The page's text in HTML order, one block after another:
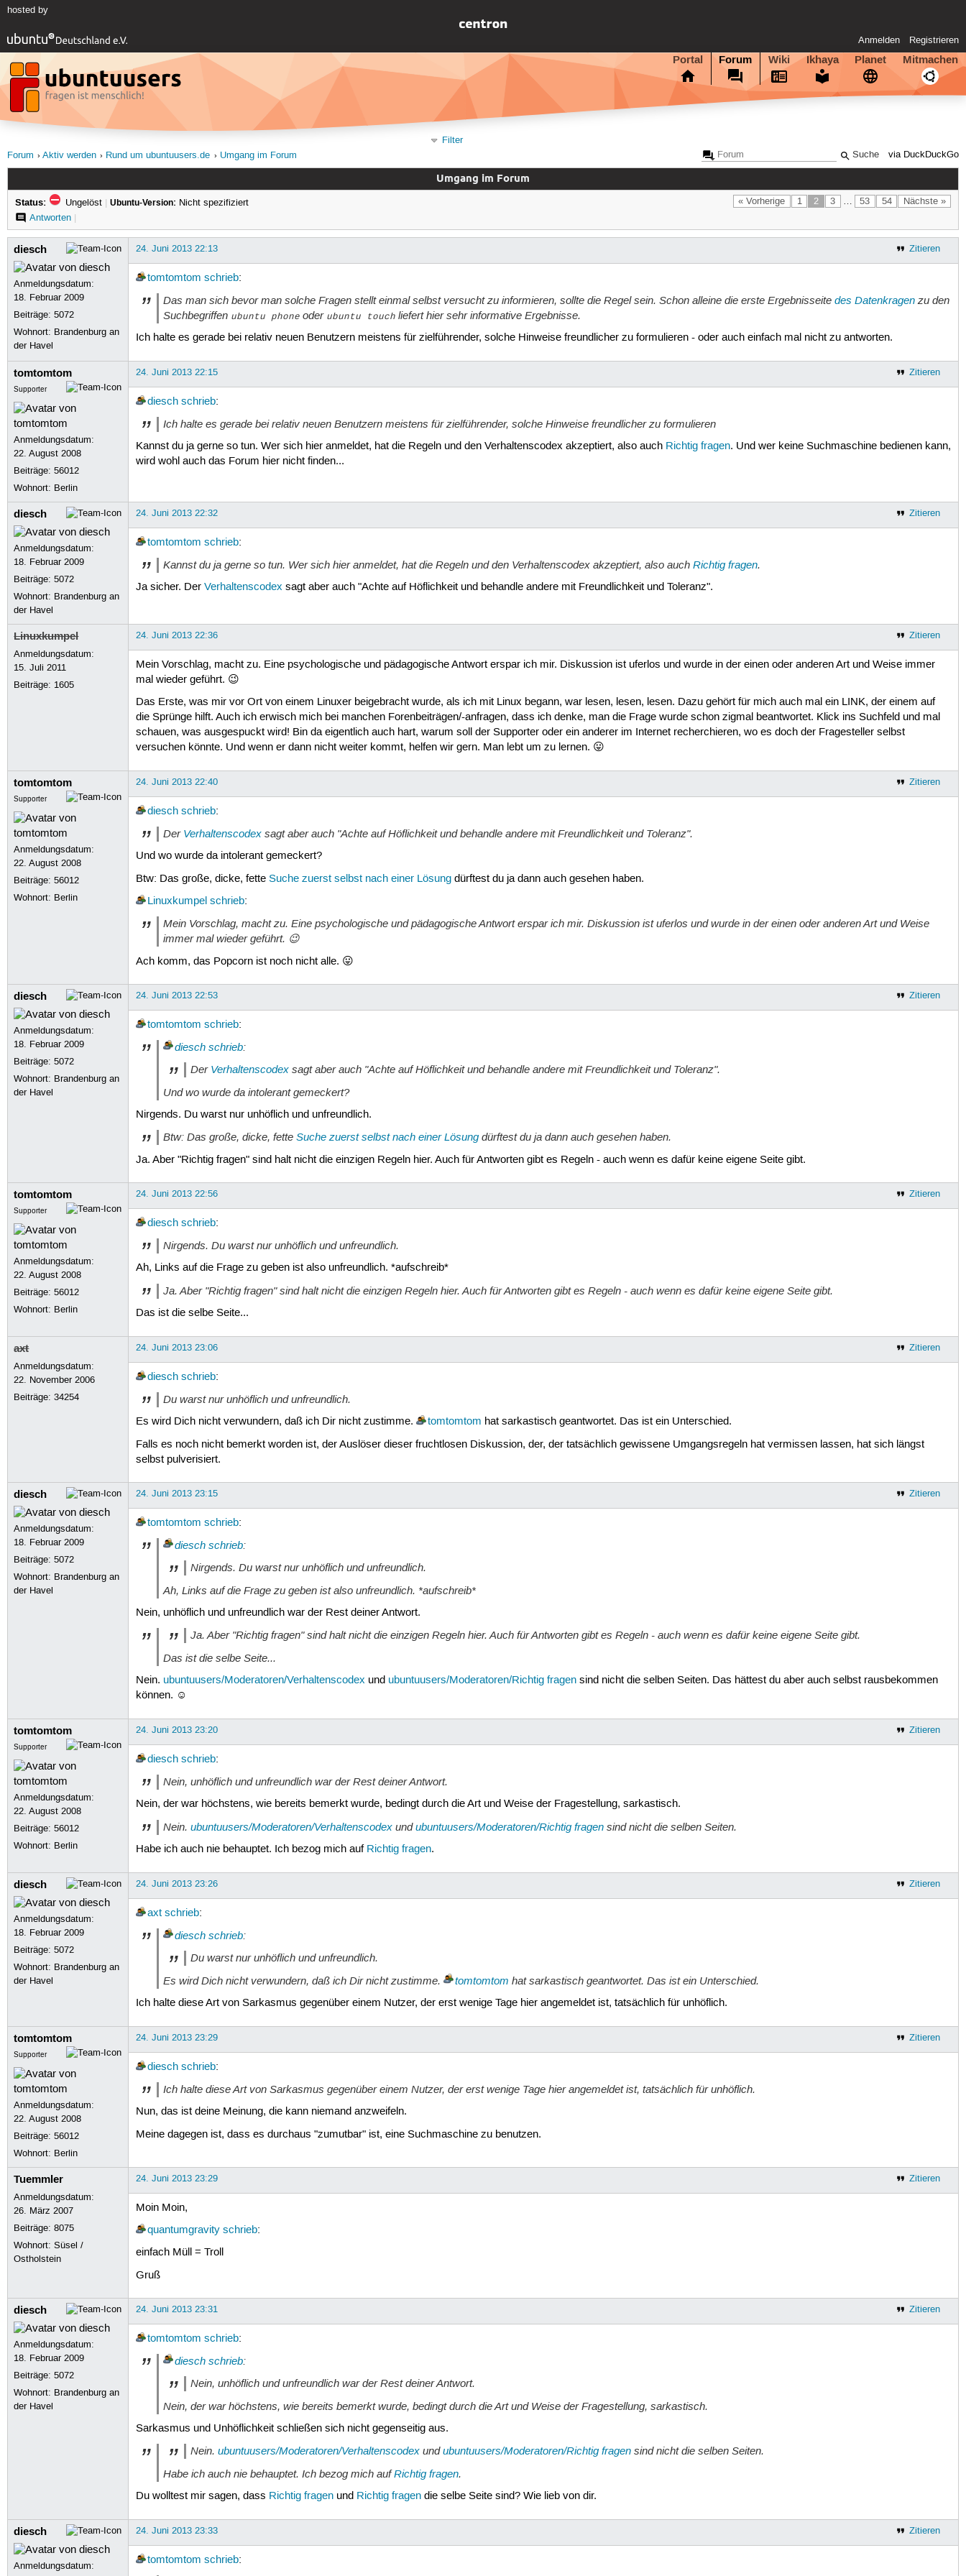
hosted by
Anmelden Registrieren
Portal Forum Wiki Ikhaya Planet Mitmachen
via DuckDuckGo
Filter
Forum
Aktiv werden Rund um ubuntuusers.de Umgang im Forum
Umgang im Forum
« Vorherige 1 2 3 … 53 54 Nächste »
Status: Ungelöst | Ubuntu-Version: Nicht spezifiziert
Antworten|
diesch
Anmeldungsdatum:
18. Februar 2009
Beiträge:5072
Wohnort: Brandenburg an
der Havel
Zitieren
24. Juni 2013 22:13
tomtomtom schrieb:
Das man sich bevor man solche Fragen stellt einmal selbst versucht zu informieren, sollte die Regel sein. Schon alleine die erste Ergebnisseite des Datenkragenzu den
Suchbegriffen ubuntu phoneoder ubuntu touchliefert hier sehr informative Ergebnisse.
Ich halte es gerade bei relativ neuen Benutzern meistens für zielführender, solche Hinweise freundlicher zu formulieren - oder auch einfach mal nicht zu antworten.
tomtomtom
Supporter
Anmeldungsdatum:
22. August 2008
Beiträge:56012
Wohnort: Berlin
Zitieren
24. Juni 2013 22:15
diesch schrieb:
Ich halte es gerade bei relativ neuen Benutzern meistens für zielführender, solche Hinweise freundlicher zu formulieren
Kannst du ja gerne so tun. Wer sich hier anmeldet, hat die Regeln und den Verhaltenscodex akzeptiert, also auch Richtig fragen. Und wer keine Suchmaschine bedienen kann,
wird wohl auch das Forum hier nicht finden...
diesch
Anmeldungsdatum:
18. Februar 2009
Beiträge:5072
Wohnort: Brandenburg an
der Havel
Zitieren
24. Juni 2013 22:32
tomtomtom schrieb:
Kannst du ja gerne so tun. Wer sich hier anmeldet, hat die Regeln und den Verhaltenscodex akzeptiert, also auch Richtig fragen.
Ja sicher. Der Verhaltenscodex sagt aber auch "Achte auf Höflichkeit und behandle andere mit Freundlichkeit und Toleranz".
Linuxkumpel
Anmeldungsdatum:
15. Juli 2011
Beiträge: 1605
Zitieren
24. Juni 2013 22:36
Mein Vorschlag, macht zu. Eine psychologische und pädagogische Antwort erspar ich mir. Diskussion ist uferlos und wurde in der einen oder anderen Art und Weise immer
mal wieder geführt. 😉
Das Erste, was mir vor Ort von einem Linuxer beigebracht wurde, als ich mit Linux begann, war lesen, lesen, lesen. Dazu gehört für mich auch mal ein LINK, der einem auf
die Sprünge hilft. Auch ich erwisch mich bei manchen Forenbeiträgen/-anfragen, dass ich denke, man die Frage wurde schon zigmal beantwortet. Klick ins Suchfeld und mal
schauen, was ausgespuckt wird! Bin da eigentlich auch hart, warum soll der Supporter oder ein anderer im Internet recherchieren, wo es doch der Fragesteller selbst
versuchen könnte. Und wenn er dann nicht weiter kommt, helfen wir gern. Man lebt um zu lernen. 😛
tomtomtom
Supporter
Anmeldungsdatum:
22. August 2008
Beiträge:56012
Wohnort: Berlin
Zitieren
24. Juni 2013 22:40
diesch schrieb:
Der Verhaltenscodexsagt aber auch "Achte auf Höflichkeit und behandle andere mit Freundlichkeit und Toleranz".
Und wo wurde da intolerant gemeckert?
Btw: Das große, dicke, fette Suche zuerst selbst nach einer Lösungdürftest du ja dann auch gesehen haben.
Linuxkumpel schrieb:
Mein Vorschlag, macht zu. Eine psychologische und pädagogische Antwort erspar ich mir. Diskussion ist uferlos und wurde in der einen oder anderen Art und Weise
immer mal wieder geführt. 😉
Ach komm, das Popcorn ist noch nicht alle. 😛
diesch
Anmeldungsdatum:
18. Februar 2009
Beiträge:5072
Wohnort: Brandenburg an
der Havel
Zitieren
24. Juni 2013 22:53
tomtomtom schrieb:
diesch schrieb:
Der Verhaltenscodex sagt aber auch "Achte auf Höflichkeit und behandle andere mit Freundlichkeit und Toleranz".
Und wo wurde da intolerant gemeckert?
Nirgends. Du warst nur unhöflich und unfreundlich.
Btw: Das große, dicke, fette Suche zuerst selbst nach einer Lösungdürftest du ja dann auch gesehen haben.
Ja. Aber "Richtig fragen" sind halt nicht die einzigen Regeln hier. Auch für Antworten gibt es Regeln - auch wenn es dafür keine eigene Seite gibt.
tomtomtom
Supporter
Anmeldungsdatum:
22. August 2008
Beiträge:56012
Wohnort: Berlin
Zitieren
24. Juni 2013 22:56
diesch schrieb:
Nirgends. Du warst nur unhöflich und unfreundlich.
Ah, Links auf die Frage zu geben ist also unfreundlich. *aufschreib*
Ja. Aber "Richtig fragen" sind halt nicht die einzigen Regeln hier. Auch für Antworten gibt es Regeln - auch wenn es dafür keine eigene Seite gibt.
Das ist die selbe Seite...
axt
Anmeldungsdatum:
22. November 2006
Beiträge:34254
Zitieren
24. Juni 2013 23:06
diesch schrieb:
Du warst nur unhöflich und unfreundlich.
Es wird Dich nicht verwundern, daß ich Dir nicht zustimme. tomtomtom hat sarkastisch geantwortet. Das ist ein Unterschied.
Falls es noch nicht bemerkt worden ist, der Auslöser dieser fruchtlosen Diskussion, der, der tatsächlich gewissene Umgangsregeln hat vermissen lassen, hat sich längst
selbst pulverisiert.
diesch
Anmeldungsdatum:
18. Februar 2009
Beiträge:5072
Wohnort: Brandenburg an
der Havel
Zitieren
24. Juni 2013 23:15
tomtomtom schrieb:
diesch schrieb:
Nirgends. Du warst nur unhöflich und unfreundlich.
Ah, Links auf die Frage zu geben ist also unfreundlich. *aufschreib*
Nein, unhöflich und unfreundlich war der Rest deiner Antwort.
Ja. Aber "Richtig fragen" sind halt nicht die einzigen Regeln hier. Auch für Antworten gibt es Regeln - auch wenn es dafür keine eigene Seite gibt.
Das ist die selbe Seite...
Nein. ubuntuusers/Moderatoren/Verhaltenscodex und ubuntuusers/Moderatoren/Richtig fragensind nicht die selben Seiten. Das hättest du aber auch selbst rausbekommen
können. ☺
tomtomtom
Supporter
Anmeldungsdatum:
22. August 2008
Beiträge:56012
Wohnort: Berlin
Zitieren
24. Juni 2013 23:20
diesch schrieb:
Nein, unhöflich und unfreundlich war der Rest deiner Antwort.
Nein, der war höchstens, wie bereits bemerkt wurde, bedingt durch die Art und Weise der Fragestellung, sarkastisch.
Nein. ubuntuusers/Moderatoren/Verhaltenscodexundubuntuusers/Moderatoren/Richtig fragensind nicht die selben Seiten.
Habe ich auch nie behauptet. Ich bezog mich auf Richtig fragen.
diesch
Anmeldungsdatum:
18. Februar 2009
Beiträge:5072
Wohnort: Brandenburg an
der Havel
Zitieren
24. Juni 2013 23:26
axt schrieb:
diesch schrieb:
Du warst nur unhöflich und unfreundlich.
Es wird Dich nicht verwundern, daß ich Dir nicht zustimme.
tomtomtom hat sarkastisch geantwortet. Das ist ein Unterschied.
Ich halte diese Art von Sarkasmus gegenüber einem Nutzer, der erst wenige Tage hier angemeldet ist, tatsächlich für unhöflich.
tomtomtom
Supporter
Anmeldungsdatum:
22. August 2008
Beiträge:56012
Wohnort: Berlin
Zitieren
24. Juni 2013 23:29
diesch schrieb:
Ich halte diese Art von Sarkasmus gegenüber einem Nutzer, der erst wenige Tage hier angemeldet ist, tatsächlich für unhöflich.
Nun, das ist deine Meinung, die kann niemand anzweifeln.
Meine dagegen ist, dass es durchaus "zumutbar" ist, eine Suchmaschine zu benutzen.
Tuemmler
Anmeldungsdatum:
26. März 2007
Beiträge:8075
Wohnort: Süsel /
Ostholstein
Zitieren
24. Juni 2013 23:29
Moin Moin,
quantumgravity schrieb:
einfach Müll = Troll
Gruß
diesch
Anmeldungsdatum:
18. Februar 2009
Beiträge:5072
Wohnort: Brandenburg an
der Havel
Zitieren
24. Juni 2013 23:31
tomtomtom schrieb:
diesch schrieb:
Nein, unhöflich und unfreundlich war der Rest deiner Antwort.
Nein, der war höchstens, wie bereits bemerkt wurde, bedingt durch die Art und Weise der Fragestellung, sarkastisch.
Sarkasmus und Unhöflichkeit schließen sich nicht gegenseitig aus.
Nein.ubuntuusers/Moderatoren/Verhaltenscodex undubuntuusers/Moderatoren/Richtig fragen sind nicht die selben Seiten.
Habe ich auch nie behauptet. Ich bezog mich aufRichtig fragen.
Du wolltest mir sagen, dass Richtig fragenund Richtig fragendie selbe Seite sind? Wie lieb von dir.
diesch
Anmeldungsdatum:
Zitieren
24. Juni 2013 23:33
tomtomtom schrieb: